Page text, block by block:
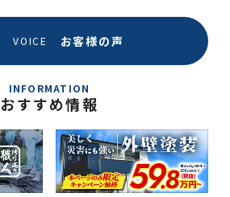
VOICE お客様の声
INFORMATION
おすすめ情報